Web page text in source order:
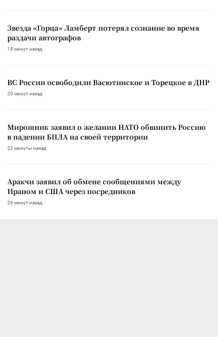
Звезда «Горца» Ламберт потерял сознание во время
раздачи автографов
18 минут назад
ВС России освободили Васютинское и Торецкое в ДНР
20 минут назад
Мирошник заявил о желании НАТО обвинить Россию
в падении БПЛА на своей территории
22 минуты назад
Аракчи заявил об обмене сообщениями между
Ираном и США через посредников
26 минут назад